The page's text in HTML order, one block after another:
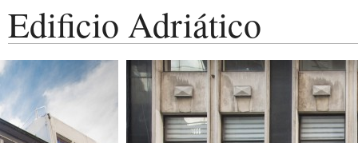
Edificio Adriático